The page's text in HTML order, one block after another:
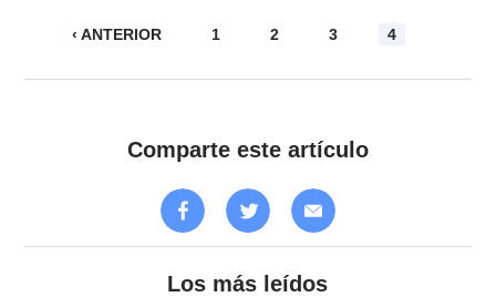
‹ ANTERIOR 1 2 3 4
Comparte este artículo
Los más leídos